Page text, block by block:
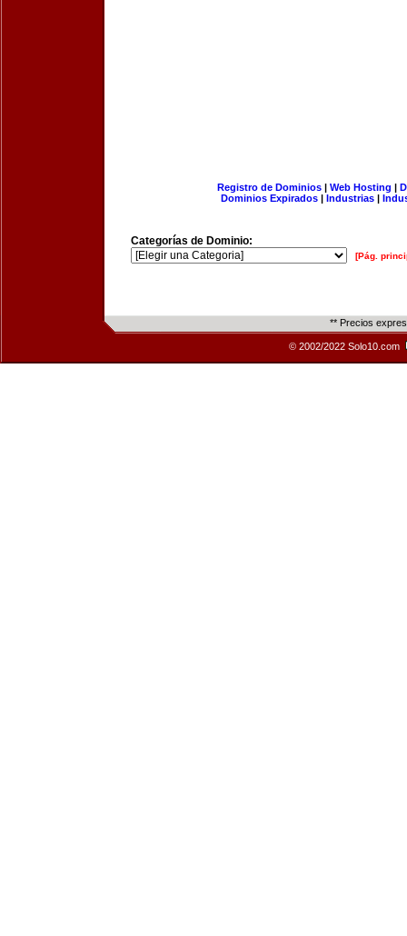
Registro de Dominios| Web Hosting |
Dominios Expirados | Industrias |
Categorías de Dominio:
[Pág.
** Precios
© 2002/2022 Solo10.com